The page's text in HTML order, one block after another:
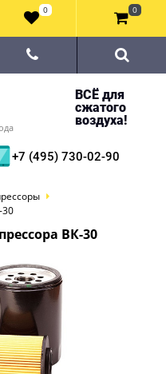
ВСЁ для
сжатого
воздуха!
+7 (495) 730-02-90
ВК-30
0 0